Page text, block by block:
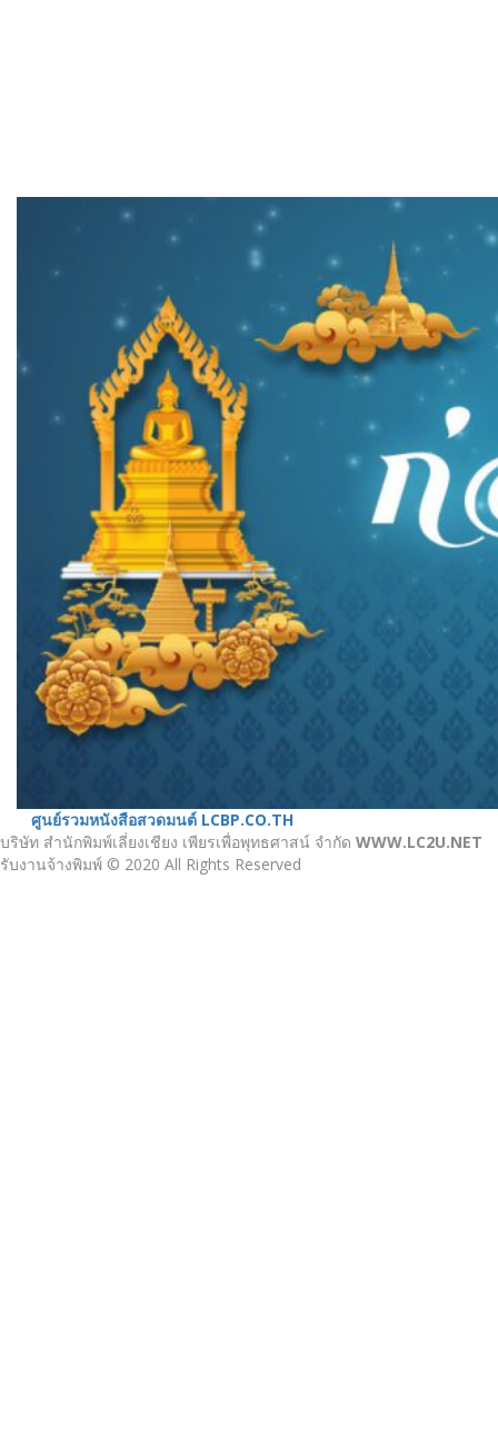
ศูนย์รวมหนังสือสวดมนต์ LCBP.CO.TH
บริษัท สำนักพิมพ์เลี่ยงเชียง เพียรเพื่อพุทธศาสน์ จำกัด WWW.LC2U.NET
รับงานจ้างพิมพ์ © 2020 All Rights Reserved